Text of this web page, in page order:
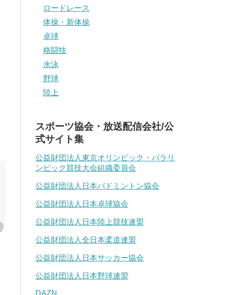
ロードレース
体操・新体操
卓球
格闘技
水泳
野球
陸上
スポーツ協会・放送配信会社/公
式サイト集
公益財団法人東京オリンピック・パラリ
ンピック競技大会組織委員会
公益財団法人日本バドミントン協会
公益財団法人日本卓球協会
公益財団法人日本陸上競技連盟
公益財団法人全日本柔道連盟
公益財団法人日本サッカー協会
公益財団法人日本野球連盟